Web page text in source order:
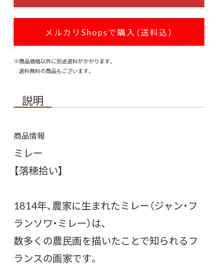
メルカリShopsで購入（送料込）
※商品価格以外に別途送料がかかります。
送料無料の商品もございます。
説明
商品情報
ミレー
【落穂拾い】
1814年、農家に生まれたミレー（ジャン・フ
ランソワ・ミレー）は、
数多くの農民画を描いたことで知られるフ
ランスの画家です。